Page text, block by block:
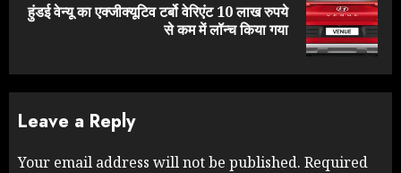
Next
हुंडई वेन्यू का एक्जीक्यूटिव टर्बो वेरिएंट 10 लाख रुपये
से कम में लॉन्च किया गया
Leave a Reply
Your email address will not be published. Required